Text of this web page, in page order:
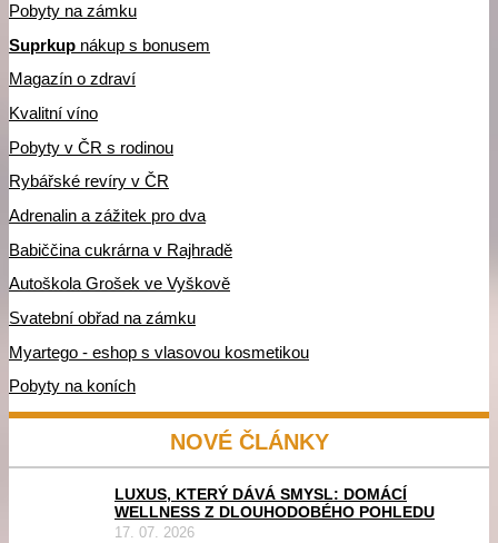
Pobyty na zámku
Suprkup nákup s bonusem
Magazín o zdraví
Kvalitní víno
Pobyty v ČR s rodinou
Rybářské revíry v ČR
Adrenalin a zážitek pro dva
Babiččina cukrárna v Rajhradě
Autoškola Grošek ve Vyškově
Svatební obřad na zámku
Myartego - eshop s vlasovou kosmetikou
Pobyty na koních
NOVÉ ČLÁNKY
LUXUS, KTERÝ DÁVÁ SMYSL: DOMÁCÍ
WELLNESS Z DLOUHODOBÉHO POHLEDU
17. 07. 2026